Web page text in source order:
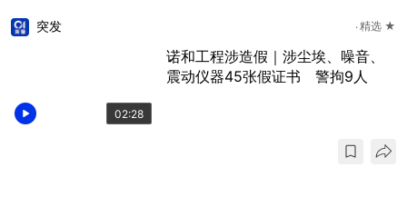
02:28
突发 精选 ★
诺和工程涉造假｜涉尘埃、噪音、
震动仪器45张假证书 警拘9人